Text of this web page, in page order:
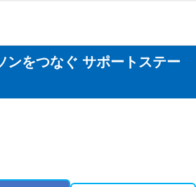
ンをつなぐ サポートステー